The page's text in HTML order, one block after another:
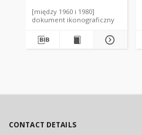
[między 1960 i 1980]
dokument ikonograficzny
CONTACT DETAILS